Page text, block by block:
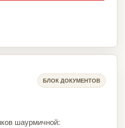
БЛОК ДОКУМЕНТОВ
шаурмичной: